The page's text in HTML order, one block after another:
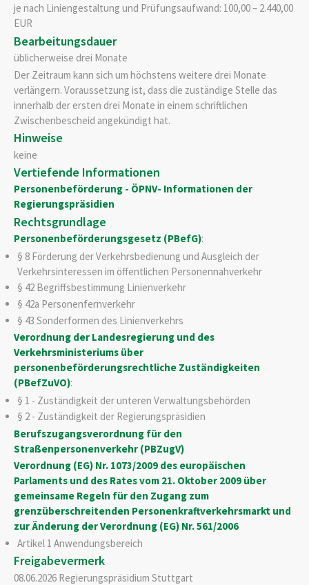
je nach Liniengestaltung und Prüfungsaufwand: 100,00 – 2.440,00
EUR
Bearbeitungsdauer
üblicherweise drei Monate
Der Zeitraum kann sich um höchstens weitere drei Monate
verlängern. Voraussetzung ist, dass die zuständige Stelle das
innerhalb der ersten drei Monate in einem schriftlichen
Zwischenbescheid angekündigt hat.
Hinweise
keine
Vertiefende Informationen
Personenbeförderung - ÖPNV- Informationen der
Regierungspräsidien
Rechtsgrundlage
Personenbeförderungsgesetz (PBefG):
§ 8Förderung der Verkehrsbedienung und Ausgleich der
Verkehrsinteressen im öffentlichen Personennahverkehr
§ 42 Begriffsbestimmung Linienverkehr
§ 42a Personenfernverkehr
§ 43 Sonderformen des Linienverkehrs
Verordnung der Landesregierung und des
Verkehrsministeriums über
personenbeförderungsrechtliche Zuständigkeiten
(PBefZuVO):
§ 1 - Zuständigkeit der unteren Verwaltungsbehörden
§ 2 - Zuständigkeit der Regierungspräsidien
Berufszugangsverordnung für den
Straßenpersonenverkehr (PBZugV)
Verordnung (EG) Nr. 1073/2009 des europäischen
Parlaments und des Rates vom 21. Oktober 2009 über
gemeinsame Regeln für den Zugang zum
grenzüberschreitenden Personenkraftverkehrsmarkt und
zur Änderung der Verordnung (EG) Nr. 561/2006
Artikel 1 Anwendungsbereich
Freigabevermerk
08.06.2026 Regierungspräsidium Stuttgart